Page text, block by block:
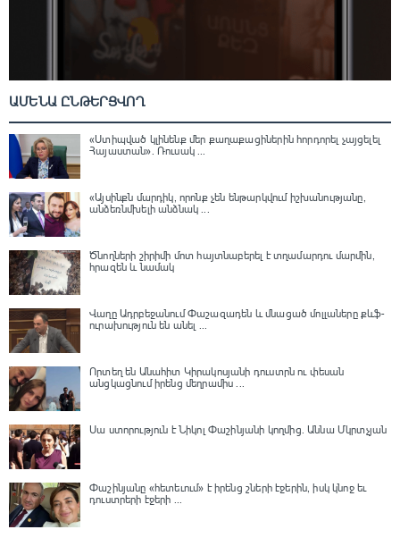
ԱՄԵՆԱ ԸՆԹԵՐՑՎՈՂ
«Ստիպված կլինենք մեր քաղաքացիներին հորդորել չայցելել
Հայաստան»․ Ռուսակ ...
«Այսինքն մարդիկ, որոնք չեն ենթարկվում իշխանությանը,
անձեռնմխելի անձնակ ...
Ծնողների շիրիմի մոտ հայտնաբերել է տղամարդու մարմին,
հրազեն և նամակ
Վաղը Ադրբեջանում Փաշազադեն և մնացած մոլլաները քևֆ-
ուրախություն են անել ...
Որտեղ են Անահիտ Կիրակոսյանի դուստրն ու փեսան
անցկացնում իրենց մեղրամիս ...
Սա ստորություն է Նիկոլ Փաշինյանի կողմից․ Աննա Մկրտչյան
Փաշինյանը «հետեւում» է իրենց շների էջերին, իսկ կնոջ եւ
դուստրերի էջերի ...